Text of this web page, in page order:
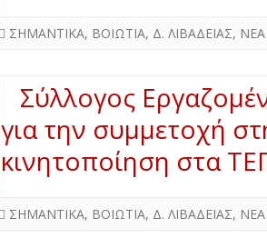
ΣΗΜΑΝΤΙΚΑ, ΒΟΙΩΤΙΑ, Δ. ΛΙΒΑΔΕΙΑΣ,
Σύλλογος
για την συμμετοχή
κινητοποίηση στα
ΣΗΜΑΝΤΙΚΑ, ΒΟΙΩΤΙΑ, Δ. ΛΙΒΑΔΕΙΑΣ,